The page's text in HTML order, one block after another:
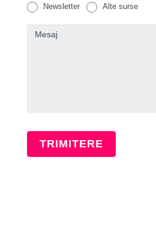
Newsletter Alte sursesurse
Mesaj
TRIMITERE